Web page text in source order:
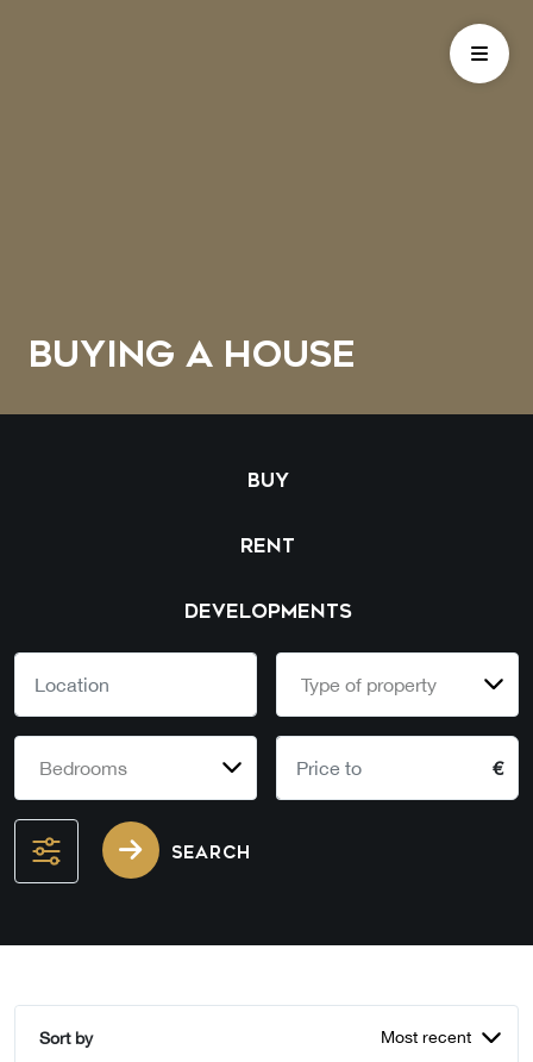
BUYING A HOUSE
BUY
RENT
DEVELOPMENTS
Type of property
Bedrooms €
SEARCH
Sort by Most recent